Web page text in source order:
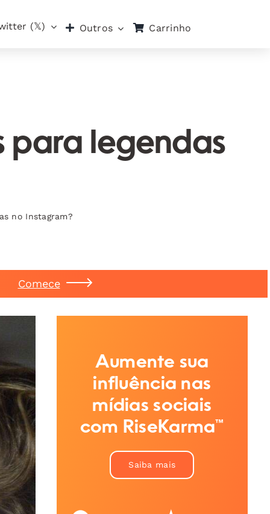
(𝕏) Outros Carrinho
para legendas
no Instagram?
Comece
Aumente sua
influência nas
mídias sociais
com RiseKarma™
Saiba mais